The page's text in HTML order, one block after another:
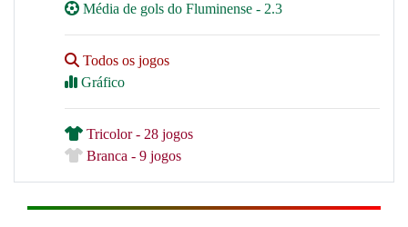
Média de gols do Fluminense - 2.3
Todos os jogos
Gráfico
Tricolor - 28 jogos
Branca - 9 jogos